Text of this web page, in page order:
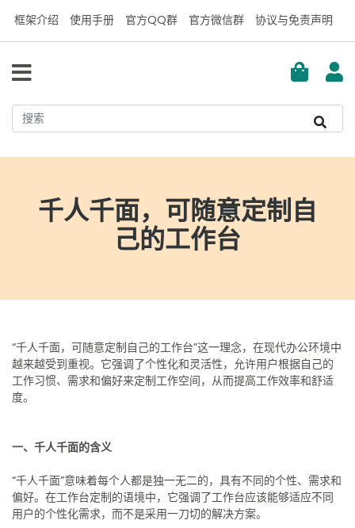
框架介绍 使用手册 官方QQ群 官方微信群 协议与免责声明
千人千面，可随意定制自
己的工作台
“千人千面，可随意定制自己的工作台”这一理念，在现代办公环境中
越来越受到重视。它强调了个性化和灵活性，允许用户根据自己的
工作习惯、需求和偏好来定制工作空间，从而提高工作效率和舒适
度。
一、千人千面的含义
“千人千面”意味着每个人都是独一无二的，具有不同的个性、需求和
偏好。在工作台定制的语境中，它强调了工作台应该能够适应不同
用户的个性化需求，而不是采用一刀切的解决方案。